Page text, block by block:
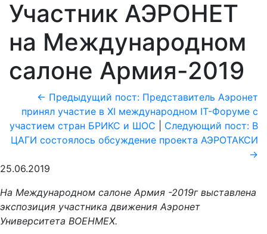
Участник АЭРОНЕТ
на Международном
салоне Армия-2019
<- Предыдущий пост: Представитель Аэронет
принял участие в XI международном IT-Форуме с
участием стран БРИКС и ШОС
Следующий пост: В
ЦАГИ состоялось обсуждение проекта АЭРОТАКСИ
->
25.06.2019
На Международном салоне Армия -2019г выставлена
экспозиция участника движения Аэронет
Университета ВОЕНМЕХ.